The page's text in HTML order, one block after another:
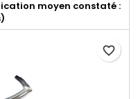
moyen constaté :
favorite_border